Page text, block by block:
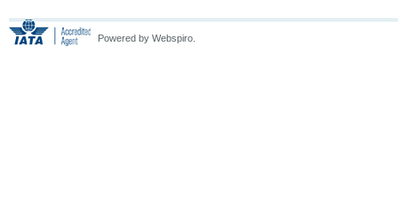
Powered by Webspiro.